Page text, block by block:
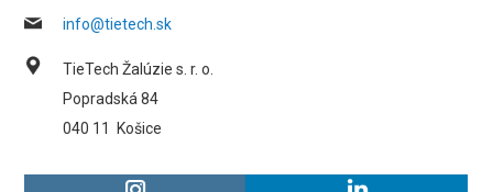
info@tietech.sk
TieTech Žalúzie s. r. o.
Popradská 84
040 11
Košice